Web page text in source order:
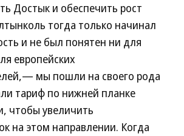
Достык и обеспечить рост
тогда только начинал
и не был понятен ни для
европейских
мы пошли на своего рода
тариф по нижней планке
чтобы увеличить
на этом направлении. Когда